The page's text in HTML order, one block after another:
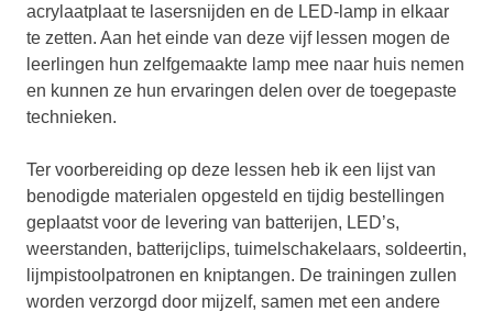
acrylaatplaat te lasersnijden en de LED-lamp in elkaar
te zetten. Aan het einde van deze vijf lessen mogen de
leerlingen hun zelfgemaakte lamp mee naar huis nemen
en kunnen ze hun ervaringen delen over de toegepaste
technieken.
Ter voorbereiding op deze lessen heb ik een lijst van
benodigde materialen opgesteld en tijdig bestellingen
geplaatst voor de levering van batterijen, LED’s,
weerstanden, batterijclips, tuimelschakelaars, soldeertin,
lijmpistoolpatronen en kniptangen. De trainingen zullen
worden verzorgd door mijzelf, samen met een andere